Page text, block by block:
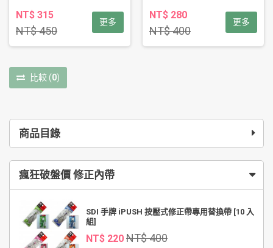
商品目錄
瘋狂破盤價 修正內帶
SDI 手牌 iPUSH 按壓式修正帶專用替換帶 [10 入
組]
NT$ 220 NT$ 400
NT$ 315
NT$ 450
更多
NT$ 280
NT$ 400
更多
比較 (0)